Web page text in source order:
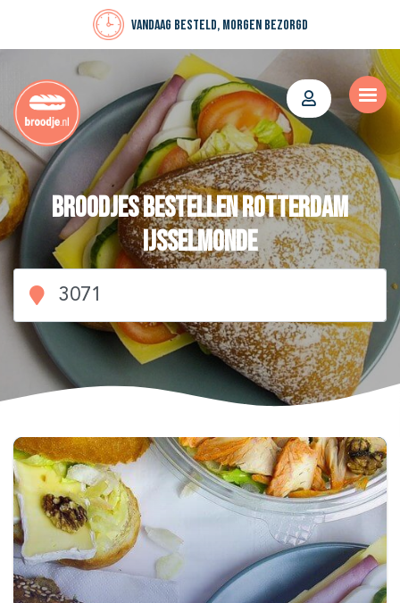
Vandaag besteld, morgen bezorgd
Broodjes bestellen Rotterdam
IJsselmonde